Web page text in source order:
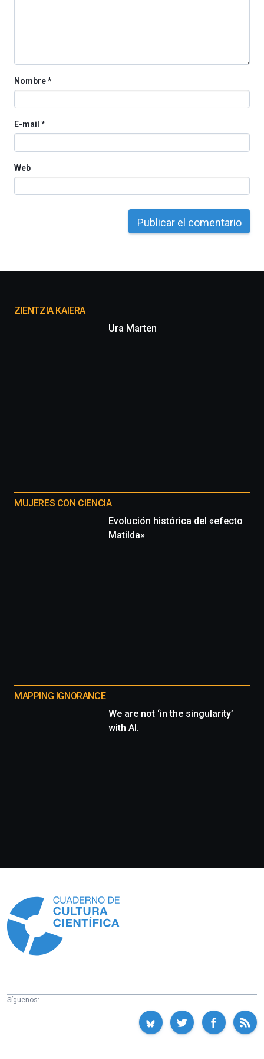
Cátedra…
Nombre*
E-mail *
Web
proyectos
ZIENTZIA KAIERA
Ura Marten
MUJERES CON CIENCIA
Evolución histórica del «efecto
Matilda»
MAPPING IGNORANCE
We are not ‘in the singularity’
with AI.
Síguenos: